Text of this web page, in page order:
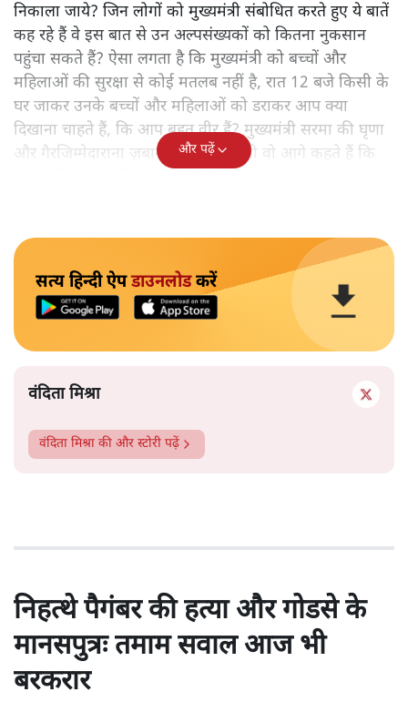
निकाला जाये? जिन लोगों को मुख्यमंत्री संबोधित करते हुए ये बातें
कह रहे हैं वे इस बात से उन अल्पसंख्यकों को कितना नुकसान
पहुंचा सकते हैं? ऐसा लगता है कि मुख्यमंत्री को बच्चों और
महिलाओं की सुरक्षा से कोई मतलब नहीं है, रात 12 बजे किसी के
घर जाकर उनके बच्चों और महिलाओं को डराकर आप क्या
दिखाना चाहते हैं, कि आप बहुत वीर हैं? मुख्यमंत्री सरमा की घृणा
और गैरजिम्मेदाराना ज़बान यहीं नहीं रुकती वो आगे कहते हैं कि
और पढ़ें
सत्य हिन्दी ऐपडाउनलोडकरें
वंदिता मिश्रा
वंदिता मिश्रा की और स्टोरी पढ़ें
निहत्थे पैगंबर की हत्या और गोडसे के
मानसपुत्रः तमाम सवाल आज भी
बरकरार